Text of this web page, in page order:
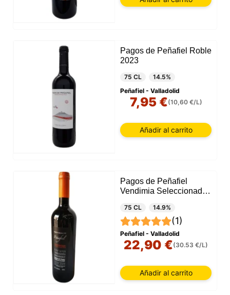
Pagos de Peñafiel Roble
2023
75 CL
14.5%
Peñafiel - Valladolid
7,95 €(10,60 €/L)
Añadir al carrito
Pagos de Peñafiel
Vendimia Seleccionada
75 CL 14.9%
(1)
Peñafiel - Valladolid
22,90 €(30.53 €/L)
Añadir al carrito